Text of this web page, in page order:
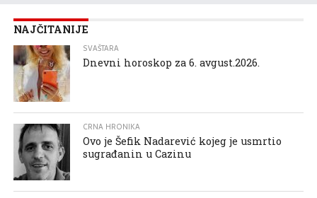
NAJČITANIJE
SVAŠTARA
Dnevni horoskop za 6. avgust.2026.
CRNA HRONIKA
Ovo je Šefik Nadarević kojeg je usmrtio
sugrađanin u Cazinu